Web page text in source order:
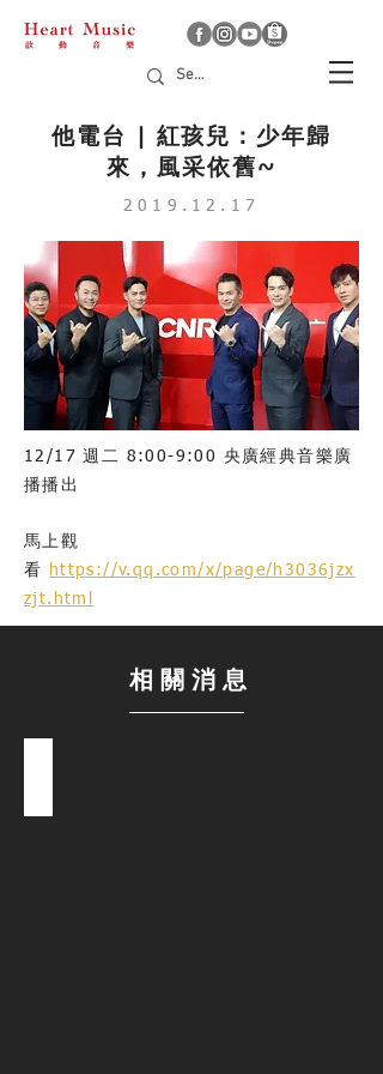
他電台 | 紅孩兒：少年歸
來，風采依舊~
2019.12.17
12/17 週二 8:00-9:00 央廣經典音樂廣
播播出
馬上觀
看
https://v.qq.com/x/page/h3036jzx
zjt.html
相關消息